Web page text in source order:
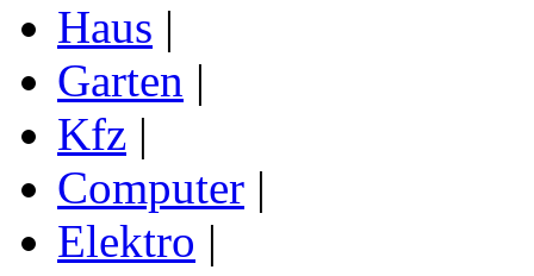
Haus |
Garten |
Kfz |
Computer |
Elektro |